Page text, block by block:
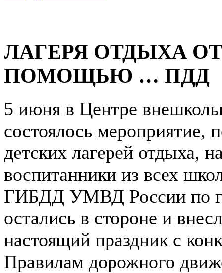
ЛАГЕРЯ ОТДЫХА
ПОМОЩЬЮ … ПДД
5 июня в Центре
состоялось мероприятие,
детских лагерей отдыха,
воспитанники из всех
ГИБДД УМВД России по
остались в стороне и
настоящий праздник с
Правилам дорожного